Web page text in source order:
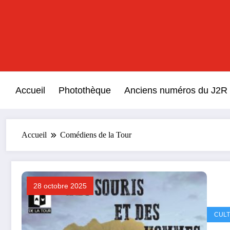
Accueil Photothèque Anciens numéros du J2R
Accueil Comédiens de la Tour
28 octobre 2025